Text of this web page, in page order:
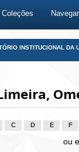
Navegar
INSTITUCIONAL DA
C D E F
ou